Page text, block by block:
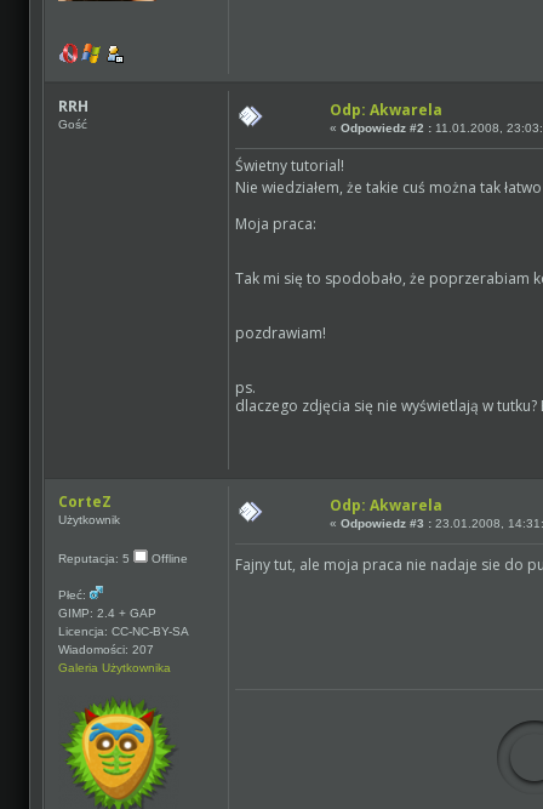
RRH
Gość
Odp: Akwarela
«Odpowiedz #2 : 11.01.2008,
Świetny tutorial!
Nie wiedziałem, że takie cuś można tak
Moja praca:
Tak mi się to spodobało, że poprzerabiam
pozdrawiam!
ps.
dlaczego zdjęcia się nie wyświetlają w
CorteZ
Użytkownik
Reputacja: 5 Offline
Płeć:
GIMP: 2.4 + GAP
Licencja: CC-NC-BY-SA
Wiadomości: 207
Galeria Użytkownika
Odp: Akwarela
«Odpowiedz #3 : 23.01.2008,
Fajny tut, ale moja praca nie nadaje sie do